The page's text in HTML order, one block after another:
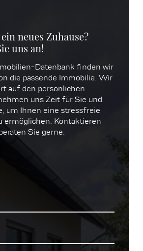
neues Zuhause?
uns an!
Datenbank finden wir
die passende Immobilie. Wir
auf den persönlichen
uns Zeit für Sie und
um Ihnen eine stressfreie
ermöglichen. Kontaktieren
Sie gerne.